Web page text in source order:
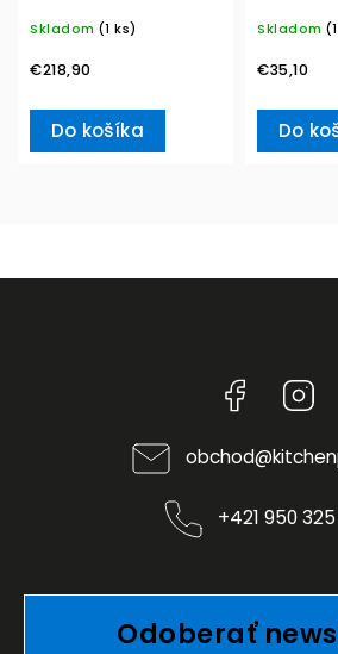
Villeroy & Boch
Skladom (1 ks)
€218,90
Do košíka
Boch
Skladom
€35,10
Do
Facebook
obchod@
+421 950
Odoberať